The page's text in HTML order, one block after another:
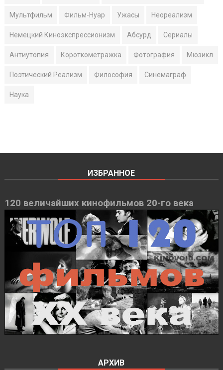
Мультфильм Фильм-Нуар Ужасы Неореализм
Немецкий Киноэкспрессионизм Абсурд Сериалы
Антиутопия Короткометражка Фотография Мюзикл
Поэтический Реализм Философия Синемаграф
Наука
ИЗБРАННОЕ
120 величайших кинофильмов 20-го века
АРХИВ